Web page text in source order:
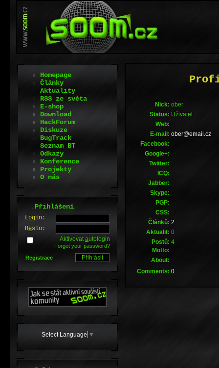
Nick: ober
Status: Uživatel
Web:
E-mail: zc.liame@rebo
Facebook:
Google+:
Twitter:
ICQ:
Jabber:
Skype:
PGP:
CSS:
Článků: 2
Aktualit: 0
Postů: 4
Motto:
About:
Comments: 0
Homepage
Články
Aktuality
RSS ze světa
E-shop
Download
HackForum
Diskuze
BugTrack
Seznam BT
Odkazy
Konference
Projekty
O nás
.Přihlášení
Login:
Heslo:
Aktivovatautologin
Forgot your password?
Registrace
Select Language ▼